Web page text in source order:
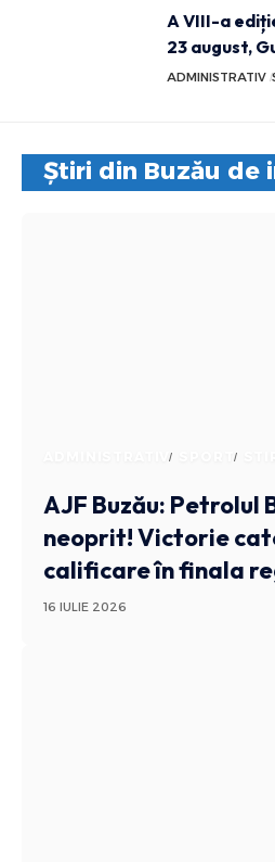
A VIII-a
23 august,
ADMINISTRATIV
Știri din Buzău de
ADMINISTRATIV SPORT
AJF Buzău: Petrolul
neoprit! Victorie
calificare în finala
16 IULIE 2026